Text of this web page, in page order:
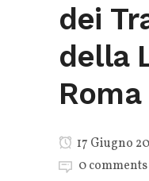
dei
della
Roma
17 Giugno
0 comments